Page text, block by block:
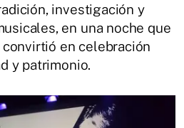
investigación y
en una noche que
en celebración
y patrimonio.